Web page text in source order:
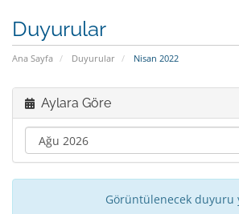
Duyurular
Ana Sayfa Duyurular Nisan 2022
Aylara Göre
Görüntülenecek duyuru